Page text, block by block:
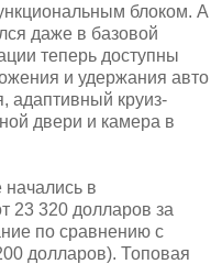
блоком. А
даже в базовой
теперь доступны
и удержания авто
адаптивный круиз-
двери и камера в
начались в
23 320 долларов за
по сравнению с
долларов). Топовая